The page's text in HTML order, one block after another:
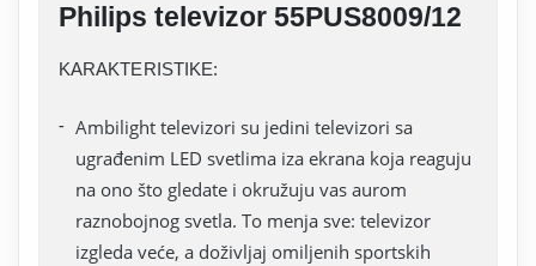
Philips televizor 55PUS8009/12
KARAKTERISTIKE:
Ambilight televizori su jedini televizori sa
ugrađenim LED svetlima iza ekrana koja reaguju
na ono što gledate i okružuju vas aurom
raznobojnog svetla. To menja sve: televizor
izgleda veće, a doživljaj omiljenih sportskih